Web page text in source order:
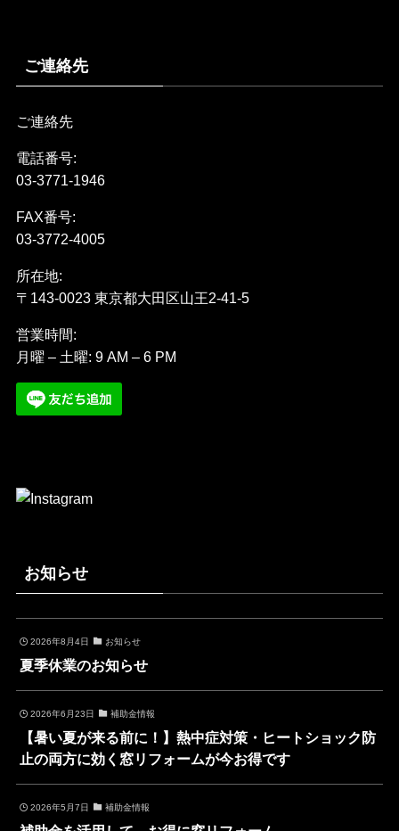
ご連絡先
ご連絡先
電話番号:
03-3771-1946
FAX番号:
03-3772-4005
所在地:
〒143-0023 東京都大田区山王2-41-5
営業時間:
月曜 – 土曜: 9 AM – 6 PM
お知らせ
2026年8月4日 お知らせ
夏季休業のお知らせ
2026年6月23日 補助金情報
【暑い夏が来る前に！】熱中症対策・ヒートショック防
止の両方に効く窓リフォームが今お得です
2026年5月7日 補助金情報